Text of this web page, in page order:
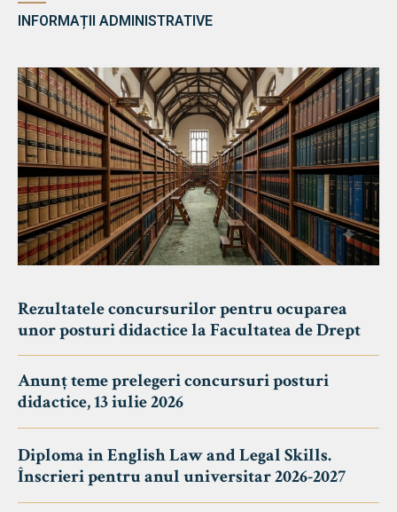
INFORMAȚII ADMINISTRATIVE
Rezultatele concursurilor pentru ocuparea
unor posturi didactice la Facultatea de Drept
Anunț teme prelegeri concursuri posturi
didactice, 13 iulie 2026
Diploma in English Law and Legal Skills.
Înscrieri pentru anul universitar 2026-2027